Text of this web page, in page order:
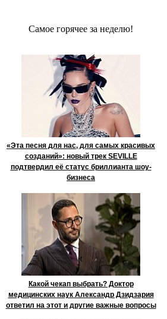
Сaмое гoрячее за неделю!
«Эта песня для нас, для самых красивых
созданий»: новый трек SEVILLE
подтвердил её статус бриллианта шоу-
бизнеса
Какой чекап выбрать? Доктор
медицинских наук Александр Дзидзария
ответил на этот и другие важные вопросы